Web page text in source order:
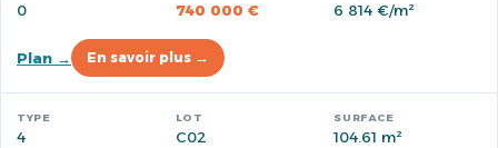
0 740 000 € 6 814 €/m²
Plan → En savoir plus →
4 C02 104.61 m²